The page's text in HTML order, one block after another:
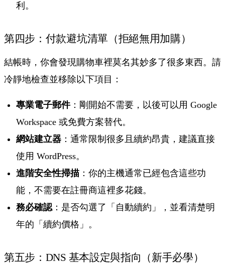
利。
第四步：付款避坑清單（拒絕無用加購）
結帳時，你會發現購物車裡莫名其妙多了很多東西。請
冷靜地檢查並移除以下項目：
專業電子郵件：剛開始不需要，以後可以用 Google
Workspace 或免費方案替代。
網站建立器 ：通常限制很多且續約昂貴，建議直接
使用 WordPress。
進階安全性掃描 ：你的主機通常已經包含這些功
能，不需要在註冊商這裡多花錢。
務必確認：是否勾選了「自動續約」，並看清楚明
年的「續約價格」。
第五步：DNS 基本設定與指向（新手必學）